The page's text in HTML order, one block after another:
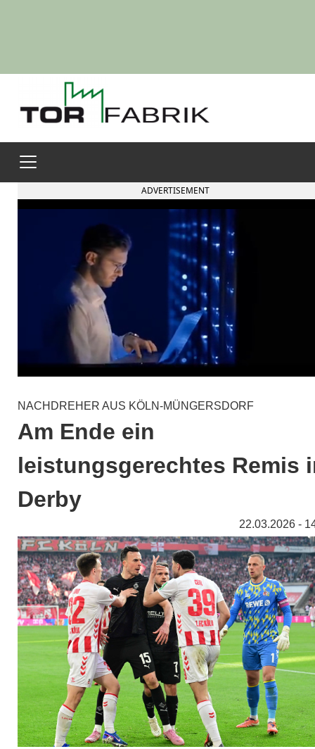
ADVERTISEMENT
NACHDREHER AUS KÖLN-MÜNGERSDORF
Am Ende ein
leistungsgerechtes Remis
Derby
22.03.2026 -